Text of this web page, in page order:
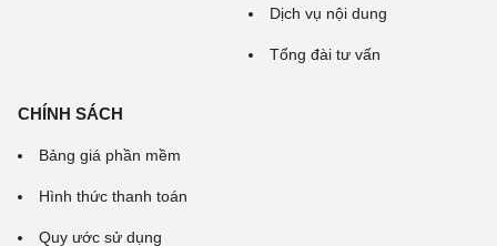
Dịch vụ nội dung
Tổng đài tư vấn
CHÍNH SÁCH
Bảng giá phần mềm
Hình thức thanh toán
Quy ước sử dụng